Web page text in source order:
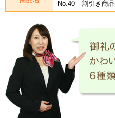
No.40 割引き商品